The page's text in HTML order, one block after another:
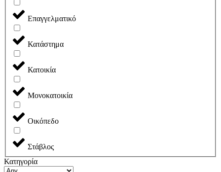
Επαγγελματικό
Κατάστημα
Κατοικία
Μονοκατοικία
Οικόπεδο
Στάβλος
Κατηγορία